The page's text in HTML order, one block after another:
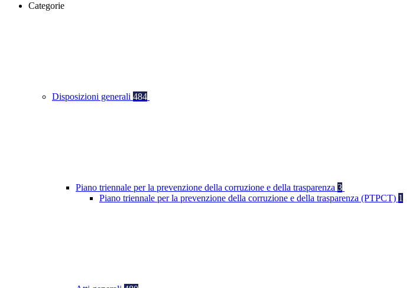
Categorie
Disposizioni generali 484
Piano triennale per la prevenzione della corruzione e della trasparenza 3
Piano triennale per la prevenzione della corruzione e della trasparenza (PTPCT) 1